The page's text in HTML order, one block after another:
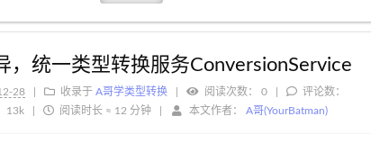
，统一类型转换服务ConversionService
28 收录于 A哥学类型转换 阅读次数： 0
评论数：
13k 阅读时长 ≈ 12 分钟 本文作者： A哥(YourBatman)